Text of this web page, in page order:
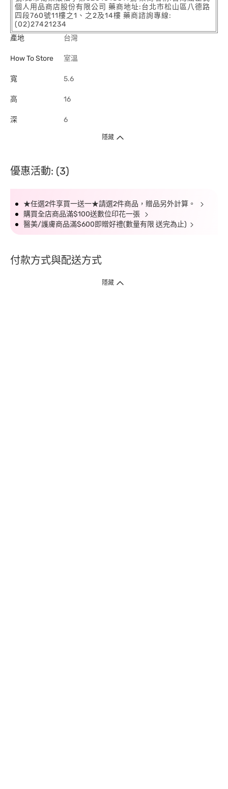
個人用品商店股份有限公司 藥商地址:台北市松山區八德路
四段760號11樓之1、之2及14樓 藥商諮詢專線:
(02)27421234
產地
台灣
How To Store 室溫
寬 5.6
高 16
深 6
隱藏
優惠活動: (3)
★任選2件享買一送一★請選2件商品，贈品另外計算。
購買全店商品滿$100送數位印花一張
醫美/護膚商品滿$600即贈好禮(數量有限 送完為止)
付款方式與配送方式
隱藏